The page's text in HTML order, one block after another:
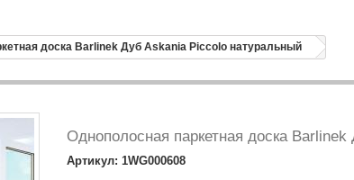
доска Barlinek Дуб Askania Piccolo натуральный
Однополосная паркетная доска
Артикул: 1WG000608